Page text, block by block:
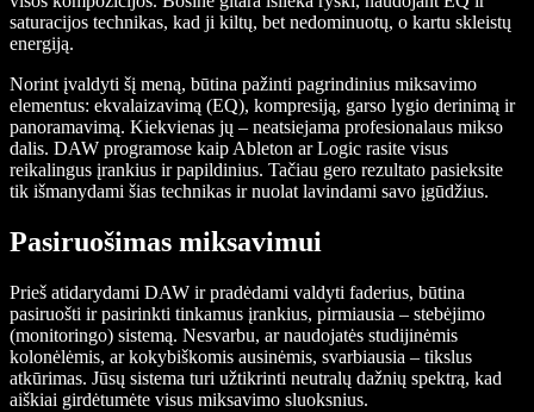
saturacijos technikas, kad ji kiltų, bet nedominuotų, o kartu skleistų
energiją.
Norint įvaldyti šį meną, būtina pažinti pagrindinius miksavimo
elementus: ekvalaizavimą (EQ), kompresiją, garso lygio derinimą ir
panoramavimą. Kiekvienas jų – neatsiejama profesionalaus mikso
dalis. DAW programose kaip Ableton ar Logic rasite visus
reikalingus įrankius ir papildinius. Tačiau gero rezultato pasieksite
tik išmanydami šias technikas ir nuolat lavindami savo įgūdžius.
Pasiruošimas miksavimui
Prieš atidarydami DAW ir pradėdami valdyti faderius, būtina
pasiruošti ir pasirinkti tinkamus įrankius, pirmiausia – stebėjimo
(monitoringo) sistemą. Nesvarbu, ar naudojatės studijinėmis
kolonėlėmis, ar kokybiškomis ausinėmis, svarbiausia – tikslus
atkūrimas. Jūsų sistema turi užtikrinti neutralų dažnių spektrą, kad
aiškiai girdėtumėte visus miksavimo sluoksnius.